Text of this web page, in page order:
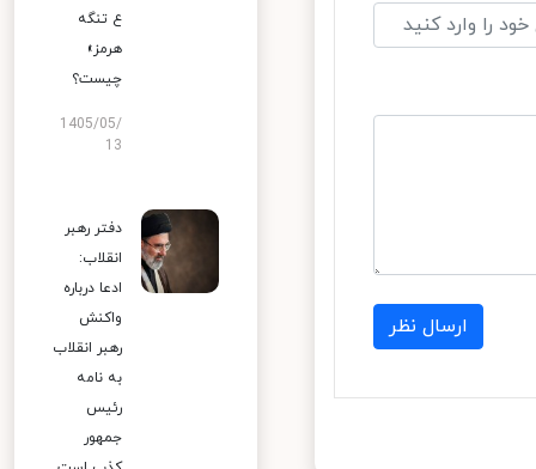
ارسال نظر
ع تنگه
هرمز»
چیست؟
1405/05/
13
دفتر رهبر
انقلاب:
ادعا درباره
واکنش
رهبر انقلاب
به نامه
رئیس
جمهور